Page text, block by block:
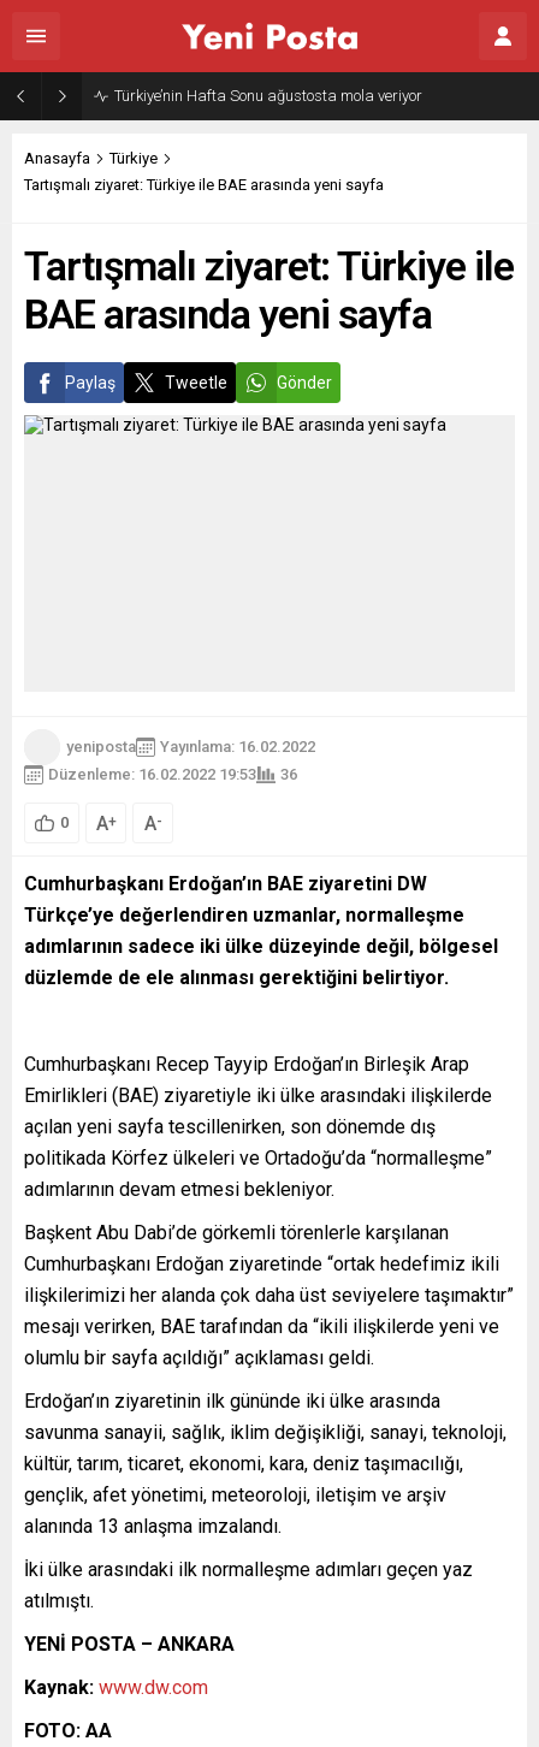
Türkiye’nin Hafta Sonu ağustosta mola veriyor
Anasayfa
Türkiye
Tartışmalı ziyaret: Türkiye ile BAE arasında yeni sayfa
Tartışmalı ziyaret: Türkiye ile
BAE arasında yeni sayfa
Paylaş Tweetle Gönder
yeniposta
Yayınlama: 16.02.2022
Düzenleme: 16.02.2022 19:53
36
0 A+ A-
Cumhurbaşkanı Erdoğan’ın BAE ziyaretini DW
Türkçe’ye değerlendiren uzmanlar, normalleşme
adımlarının sadece iki ülke düzeyinde değil, bölgesel
düzlemde de ele alınması gerektiğini belirtiyor.
Cumhurbaşkanı Recep Tayyip Erdoğan’ın Birleşik Arap
Emirlikleri (BAE) ziyaretiyle iki ülke arasındaki ilişkilerde
açılan yeni sayfa tescillenirken, son dönemde dış
politikada Körfez ülkeleri ve Ortadoğu’da “normalleşme”
adımlarının devam etmesi bekleniyor.
Başkent Abu Dabi’de görkemli törenlerle karşılanan
Cumhurbaşkanı Erdoğan ziyaretinde “ortak hedefimiz ikili
ilişkilerimizi her alanda çok daha üst seviyelere taşımaktır”
mesajı verirken, BAE tarafından da “ikili ilişkilerde yeni ve
olumlu bir sayfa açıldığı” açıklaması geldi.
Erdoğan’ın ziyaretinin ilk gününde iki ülke arasında
savunma sanayii, sağlık, iklim değişikliği, sanayi, teknoloji,
kültür, tarım, ticaret, ekonomi, kara, deniz taşımacılığı,
gençlik, afet yönetimi, meteoroloji, iletişim ve arşiv
alanında 13 anlaşma imzalandı.
İki ülke arasındaki ilk normalleşme adımları geçen yaz
atılmıştı.
YENİ POSTA – ANKARA
Kaynak: www.dw.com
FOTO: AA